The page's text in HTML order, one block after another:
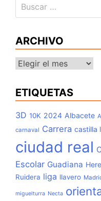
ARCHIVO
Archivo
ETIQUETAS
3D 10K 2024 Albacete
carnaval Carrera castilla
ciudad real
Escolar Guadiana
Ruidera liga llavero
miguelturra Necta